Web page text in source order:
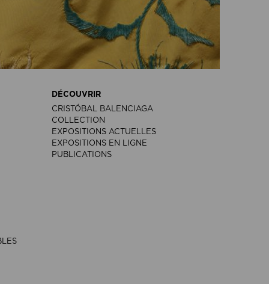
DÉCOUVRIR
CRISTÓBAL BALENCIAGA
COLLECTION
EXPOSITIONS ACTUELLES
EXPOSITIONS EN LIGNE
PUBLICATIONS